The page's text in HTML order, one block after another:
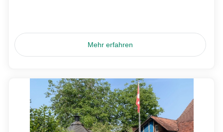
Mehr erfahren